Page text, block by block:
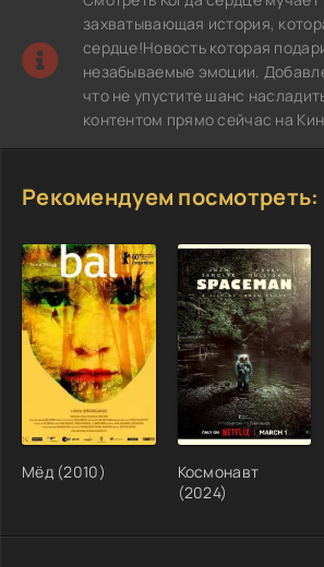
захватывающая история,
сердце!Новость которая
незабываемые эмоции.
что не упустите шанс
контентом прямо сейчас на
Рекомендуем посмотреть:
Мёд (2010)
Космонавт
(2024)